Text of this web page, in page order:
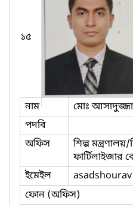
১৫
নাম
মোঃ
পদবি
অফিস
শিল্প
ফার্টিলাইজার
ইমেইল
ফোন (অফিস)